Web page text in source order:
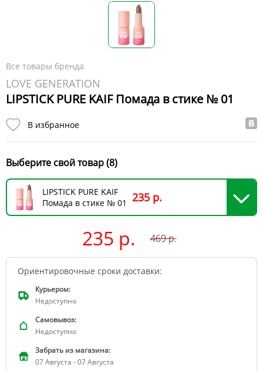
Все товары бренда
LOVE GENERATION
LIPSTICK PURE KAIF Помада в стике № 01
В избранное
Выберите свой товар (8)
LIPSTICK PURE KAIF
Помада в стике № 01
235 р.
235 р. 469р.
Ориентировочные сроки доставки:
Курьером:
Недоступно
Самовывоз:
Недоступно
Забрать из магазина:
07 Августа - 07 Августа